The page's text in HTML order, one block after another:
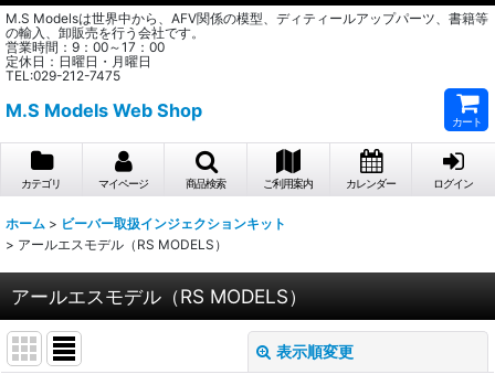
M.S Modelsは世界中から、AFV関係の模型、ディティールアップパーツ、書籍等
の輸入、卸販売を行う会社です。
営業時間：9：00～17：00
定休日：日曜日・月曜日
TEL:029-212-7475
M.S Models Web Shop
カート
カテゴリ マイページ 商品検索 ご利用案内 カレンダー ログイン
ホーム > ビーバー取扱インジェクションキット
> アールエスモデル（RS MODELS）
アールエスモデル（RS MODELS）
表示順変更